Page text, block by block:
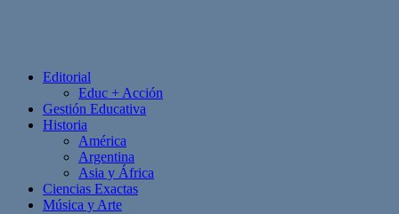
Editorial
Educ + Acción
Gestión Educativa
Historia
América
Argentina
Asia y África
Ciencias Exactas
Música y Arte